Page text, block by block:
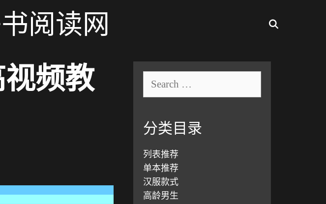
阅读网
频教
a
c
h
o
r
:
分类目录
列表推荐
单本推荐
汉服款式
高龄男生